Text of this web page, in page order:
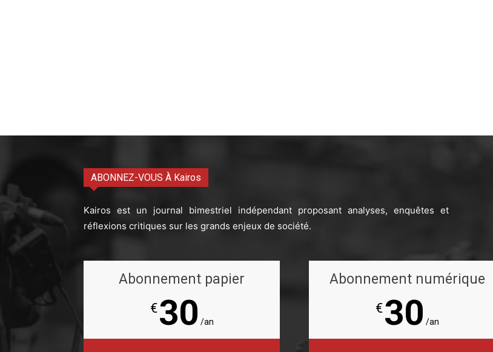
ABONNEZ-VOUS À Kairos
Kairos est un journal bimestriel indépendant proposant analyses, enquêtes et
réflexions critiques sur les grands enjeux de société.
Abonnement papier
€30 /an
Abonnement numérique
€30 /an